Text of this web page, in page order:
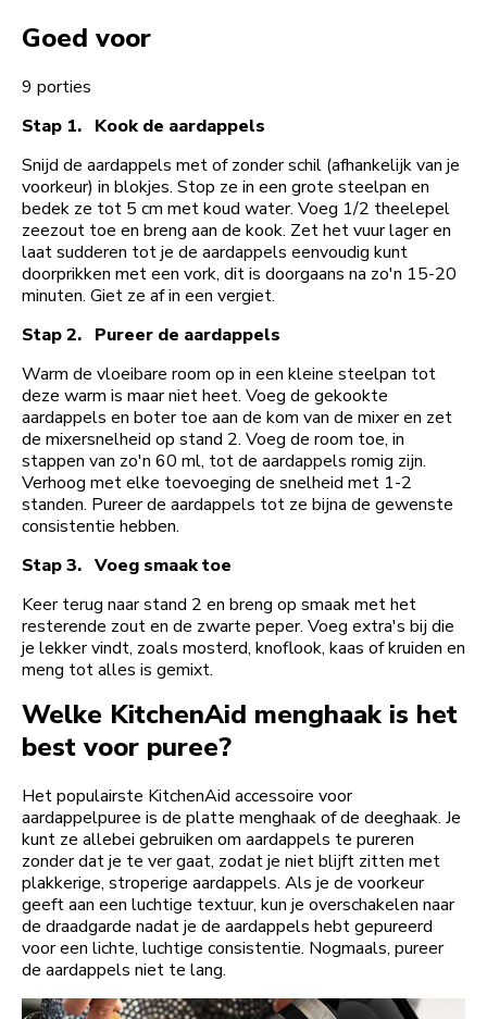
Goed voor
9 porties
Stap 1. Kook de aardappels
Snijd de aardappels met of zonder schil (afhankelijk van je
voorkeur) in blokjes. Stop ze in een grote steelpan en
bedek ze tot 5 cm met koud water. Voeg 1/2 theelepel
zeezout toe en breng aan de kook. Zet het vuur lager en
laat sudderen tot je de aardappels eenvoudig kunt
doorprikken met een vork, dit is doorgaans na zo'n 15-20
minuten. Giet ze af in een vergiet.
Stap 2. Pureer de aardappels
Warm de vloeibare room op in een kleine steelpan tot
deze warm is maar niet heet. Voeg de gekookte
aardappels en boter toe aan de kom van de mixer en zet
de mixersnelheid op stand 2. Voeg de room toe, in
stappen van zo'n 60 ml, tot de aardappels romig zijn.
Verhoog met elke toevoeging de snelheid met 1-2
standen. Pureer de aardappels tot ze bijna de gewenste
consistentie hebben.
Stap 3. Voeg smaak toe
Keer terug naar stand 2 en breng op smaak met het
resterende zout en de zwarte peper. Voeg extra's bij die
je lekker vindt, zoals mosterd, knoflook, kaas of kruiden en
meng tot alles is gemixt.
Welke KitchenAid menghaak is het
best voor puree?
Het populairste KitchenAid accessoire voor
aardappelpuree is de platte menghaak of de deeghaak. Je
kunt ze allebei gebruiken om aardappels te pureren
zonder dat je te ver gaat, zodat je niet blijft zitten met
plakkerige, stroperige aardappels. Als je de voorkeur
geeft aan een luchtige textuur, kun je overschakelen naar
de draadgarde nadat je de aardappels hebt gepureerd
voor een lichte, luchtige consistentie. Nogmaals, pureer
de aardappels niet te lang.